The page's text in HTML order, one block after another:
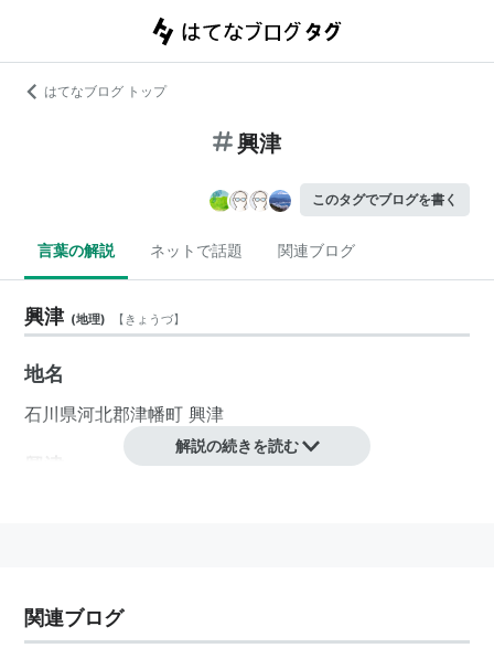
はてなブログ トップ
興津
このタグでブログを書く
言葉の解説 ネットで話題 関連ブログ
興津 (地理) 【きょうづ】
地名
石川県河北郡津幡町 興津
おきつ】
千葉県印旛郡
解説の続きを読む
関連ブログ